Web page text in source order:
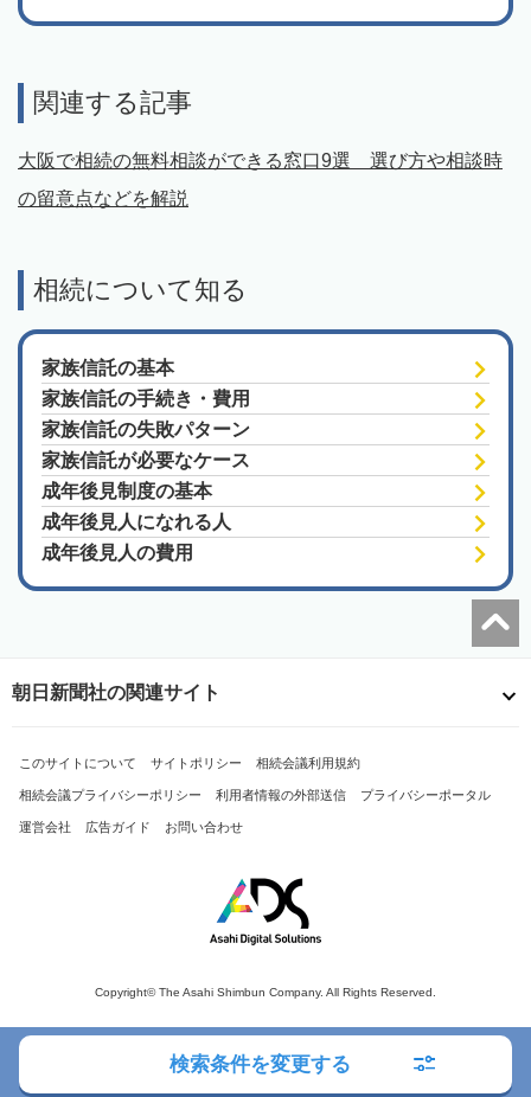
関連する記事
大阪で相続の無料相談ができる窓口9選 選び方や相談時
の留意点などを解説
相続について知る
家族信託の基本
家族信託の手続き・費用
家族信託の失敗パターン
家族信託が必要なケース
成年後見制度の基本
成年後見人になれる人
成年後見人の費用
検索条件を変更する
朝日新聞社の関連サイト
このサイトについて サイトポリシー 相続会議利用規約
相続会議プライバシーポリシー 利用者情報の外部送信 プライバシーポータル
運営会社 広告ガイド お問い合わせ
Copyright© The Asahi Shimbun Company. All Rights Reserved.